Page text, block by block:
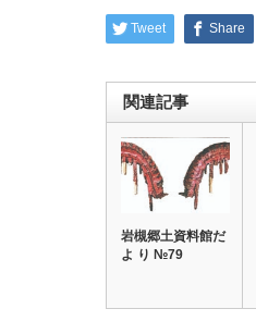
Tweet Share
関連記事
岩槻郷土資料館だ
よ り №79